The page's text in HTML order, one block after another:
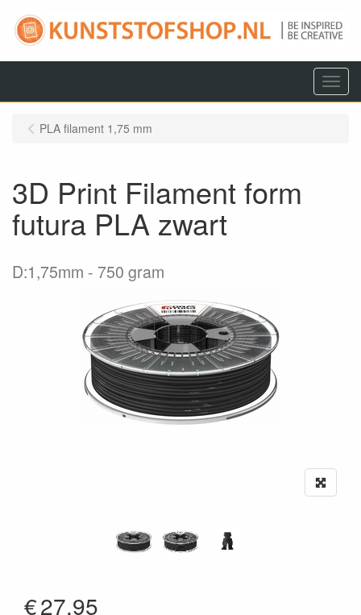
Menu
PLA filament 1,75 mm
3D Print Filament form
futura PLA zwart
D:1,75mm 750 gram
€27.95